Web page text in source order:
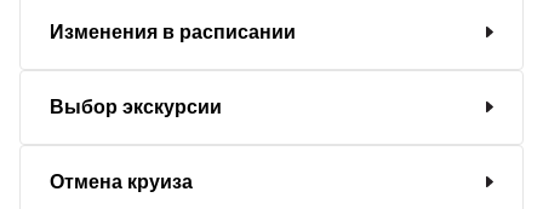
Изменения в расписании
Выбор экскурсии
Отмена круиза